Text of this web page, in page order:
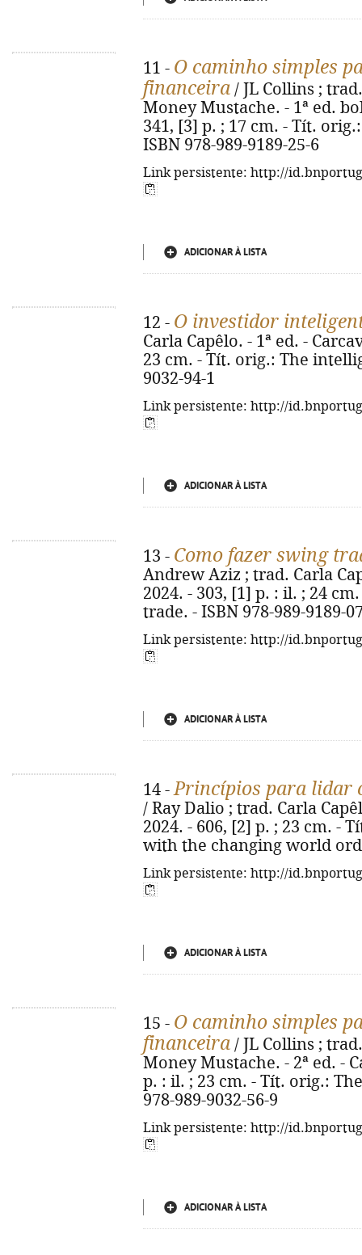
11 - O caminho simples
financeira / JL Collins ;
Money Mustache. - 1ª ed.
341, [3] p. ; 17 cm. - Tít.
ISBN 978-989-9189-25-6
Link persistente: http://
ADICIONAR À LISTA
12 - O investidor
Carla Capêlo. - 1ª ed. -
23 cm. - Tít. orig.: The
9032-94-1
Link persistente: http://
ADICIONAR À LISTA
13 - Como fazer swing
Andrew Aziz ; trad. Carla
2024. - 303, [1] p. : il. ; 24
trade. - ISBN 978-989-9189-
Link persistente: http://
ADICIONAR À LISTA
14 -Princípios para lidar
/ Ray Dalio ; trad. Carla
2024. - 606, [2] p. ; 23 cm. -
with the changing world
Link persistente: http://
ADICIONAR À LISTA
15 - O caminho simples
financeira / JL Collins ;
Money Mustache. - 2ª ed. -
p. : il. ; 23 cm. - Tít. orig.:
978-989-9032-56-9
Link persistente: http://
ADICIONAR À LISTA